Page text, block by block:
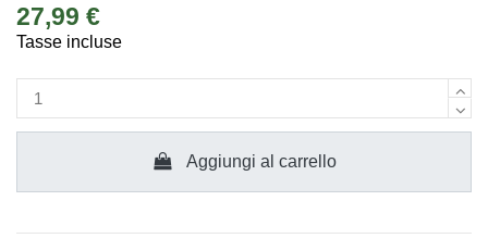
27,99 €
Tasse incluse
Aggiungi al carrello